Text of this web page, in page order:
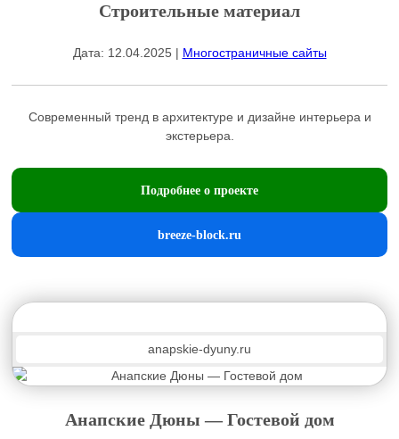
Строительные материал
Дата: 12.04.2025 | Многостраничные сайты
Coвpeмeнный тpeнд в архитeктуpе и дизайне интерьeра и
экстерьерa.
Подробнее о проекте
breeze-block.ru
anapskie-dyuny.ru
Анапские Дюны — Гостевой дом